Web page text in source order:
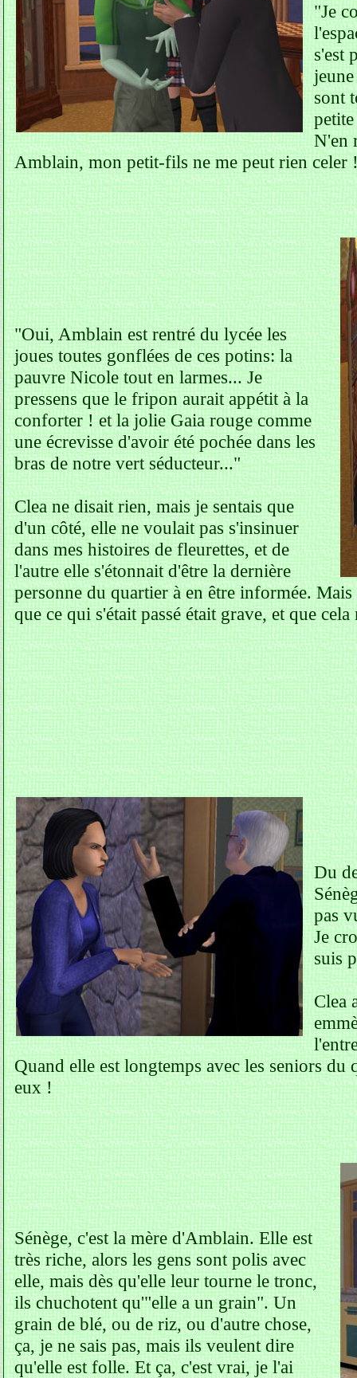
"Je
s'est
sont
N'en
Amblain, mon petit-fils ne me peut rien celer
"Oui, Amblain est rentré du lycée les
joues toutes gonflées de ces potins: la
pauvre Nicole tout en larmes... Je
pressens que le fripon aurait appétit à la
conforter ! et la jolie Gaia rouge comme
une écrevisse d'avoir été pochée dans les
bras de notre vert séducteur..."
Clea ne disait rien, mais je sentais que
d'un côté, elle ne voulait pas s'insinuer
dans mes histoires de fleurettes, et de
l'autre elle s'étonnait d'être la dernière
personne du quartier à en être informée.
que ce qui s'était passé était grave, et que
Du
pas
Je
suis
Clea
Quand elle est longtemps avec les seniors du
eux !
Sénège, c'est la mère d'Amblain. Elle est
très riche, alors les gens sont polis avec
elle, mais dès qu'elle leur tourne le tronc,
ils chuchotent qu'"elle a un grain". Un
grain de blé, ou de riz, ou d'autre chose,
ça, je ne sais pas, mais ils veulent dire
qu'elle est folle. Et ça, c'est vrai, je l'ai